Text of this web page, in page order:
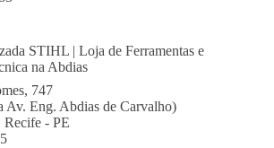
STIHL | Loja de Ferramentas e
na Abdias
747
Av. Eng. Abdias de Carvalho)
Recife - PE